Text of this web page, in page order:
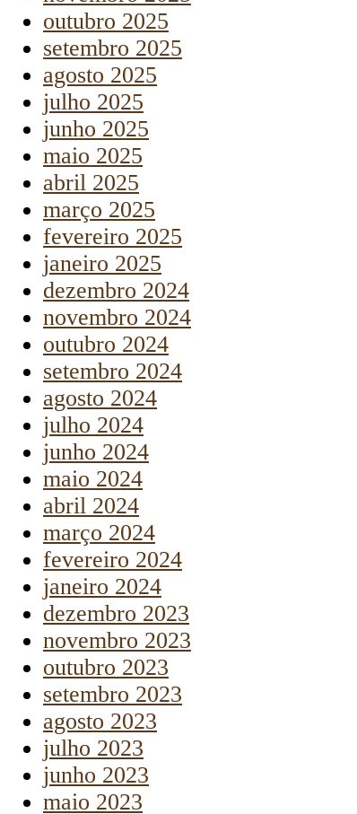
outubro 2025
setembro 2025
agosto 2025
julho 2025
junho 2025
maio 2025
abril 2025
março 2025
fevereiro 2025
janeiro 2025
dezembro 2024
novembro 2024
outubro 2024
setembro 2024
agosto 2024
julho 2024
junho 2024
maio 2024
abril 2024
março 2024
fevereiro 2024
janeiro 2024
dezembro 2023
novembro 2023
outubro 2023
setembro 2023
agosto 2023
julho 2023
junho 2023
maio 2023